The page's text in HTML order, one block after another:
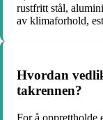
rustfritt stål,
av klimaforhold,
Hvordan
takrennen?